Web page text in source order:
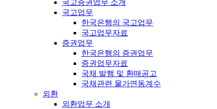
국고증권업무 소개
국고업무
한국은행의 국고업무
국고업무자료
증권업무
한국은행의 증권업무
증권업무자료
국채 발행 및 환매공고
국채관련 물가연동계수
외환
외환업무 소개